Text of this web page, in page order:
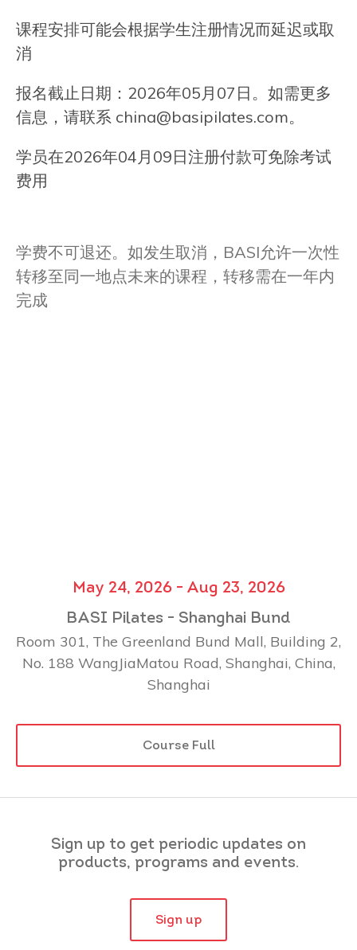
课程安排可能会根据学生注册情况而延迟或取
消
报名截止日期：2026年05月07日。如需更多
信息，请联系 china@basipilates.com。
学员在2026年04月09日注册付款可免除考试
费用
学费不可退还。如发生取消，BASI允许一次性
转移至同一地点未来的课程，转移需在一年内
完成
May 24, 2026 - Aug 23, 2026
BASI Pilates - Shanghai Bund
Room 301, The Greenland Bund Mall, Building 2,
No. 188 WangJiaMatou Road, Shanghai, China,
Shanghai
Course Full
Sign up to get periodic updates on
products, programs and events.
Sign up